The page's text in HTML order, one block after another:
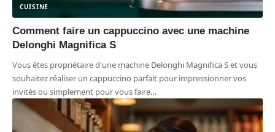
CUISINE
Comment faire un cappuccino avec une machine
Delonghi Magnifica S
Vous êtes propriétaire d'une machine Delonghi Magnifica S et vous
souhaitez réaliser un cappuccino parfait pour impressionner vos
invités ou simplement pour vous faire…